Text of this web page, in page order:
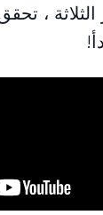
الثلاثة ،